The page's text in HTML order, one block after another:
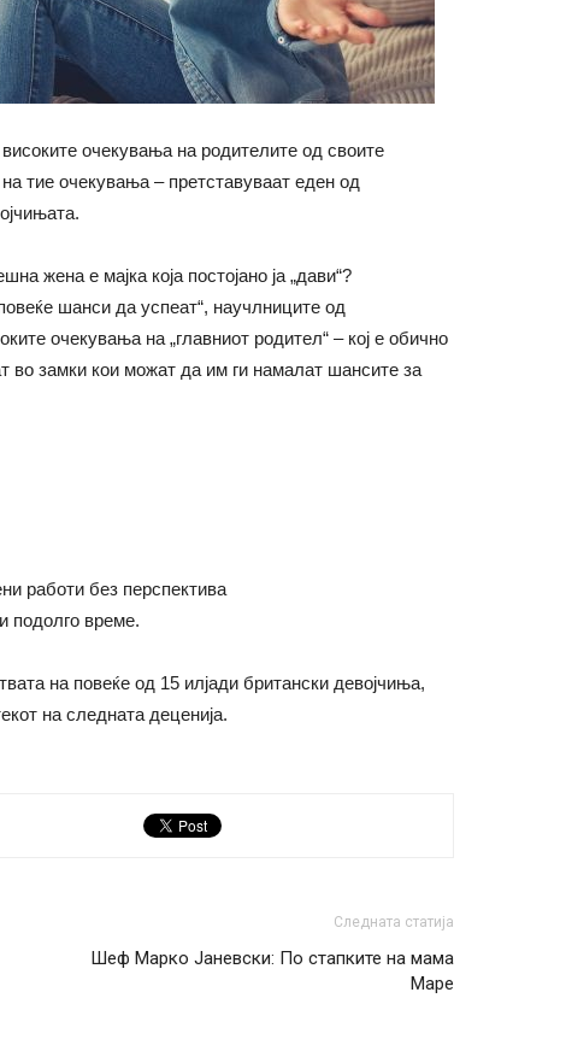
очекувања на родителите од своите
тие очекувања – претставуваат еден од
жена е мајка која постојано ја „дави“?
шанси да успеат“, научлниците од
очекувања на „главниот родител“ – кој е обично
во замки кои можат да им ги намалат шансите за
работи без перспектива
подолго време.
на повеќе од 15 илјади британски девојчиња,
на следната деценија.
Следната статија
Шеф Марко Јаневски: По стапките на мама
Маре